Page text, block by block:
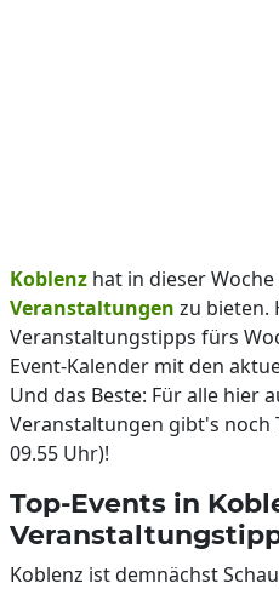
Koblenz hat in dieser
Veranstaltungen zu bieten.
Veranstaltungstipps fürs
Event-Kalender mit den
Und das Beste: Für alle hier
Veranstaltungen gibt's noch
09.55 Uhr)!
Top-Events in
Koblenz ist demnächst